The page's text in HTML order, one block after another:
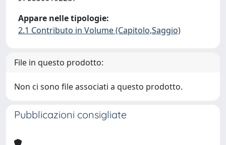
Appare nelle tipologie:
2.1 Contributo in Volume (Capitolo,Saggio)
File in questo prodotto:
Non ci sono file associati a questo prodotto.
Pubblicazioni consigliate